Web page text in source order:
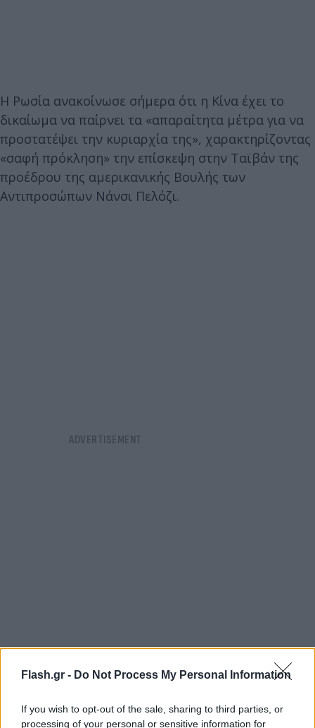
Flash.gr - Do Not Process My Personal Information
If you wish to opt-out of the sale, sharing to third parties, or
processing of your personal or sensitive information for
Η Ρωσία ανακοίνωσε σήμερα ότι η Κίνα έχει το
δικαίωμα να παίρνει τα «απαραίτητα μέτρα για να
προστατέψει την κυριαρχία της», χαρακτηρίζοντας
«σαφή πρόκληση» την επίσκεψη στην Ταϊβάν της
προέδρου της αμερικανικής Βουλής των
Αντιπροσώπων Νάνσι Πελόζι.
«Η κινεζική πλευρά έχει το δικαίωμα να παίρνει τα
απαραίτητα μέτρα για την προστασία της
κυριαρχίας της και της εδαφικής της ακεραιότητας